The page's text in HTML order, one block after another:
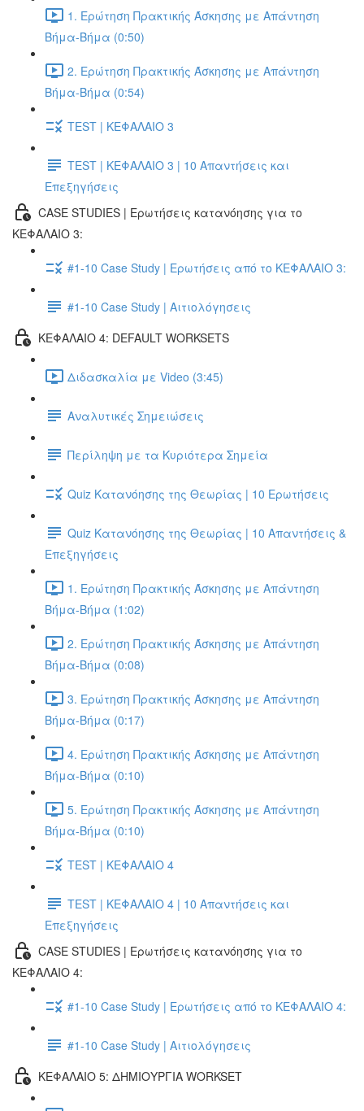
1. Ερώτηση Πρακτικής Άσκησης με Απάντηση
Βήμα-Βήμα (0:50)
2. Ερώτηση Πρακτικής Άσκησης με Απάντηση
Βήμα-Βήμα (0:54)
TEST | ΚΕΦΑΛΑΙΟ 3
TEST | ΚΕΦΑΛΑΙΟ 3 | 10 Απαντήσεις και
Επεξηγήσεις
CASE STUDIES | Ερωτήσεις κατανόησης για το
ΚΕΦΑΛΑΙΟ 3:
#1-10 Case Study | Ερωτήσεις από το ΚΕΦΑΛΑΙΟ 3:
#1-10 Case Study | Αιτιολόγησεις
ΚΕΦΑΛΑΙΟ 4: DEFAULT WORKSETS
Διδασκαλία με Video (3:45)
Αναλυτικές Σημειώσεις
Περίληψη με τα Κυριότερα Σημεία
Quiz Κατανόησης της Θεωρίας | 10 Ερωτήσεις
Quiz Κατανόησης της Θεωρίας | 10 Απαντήσεις &
Επεξηγήσεις
1. Ερώτηση Πρακτικής Άσκησης με Απάντηση
Βήμα-Βήμα (1:02)
2. Ερώτηση Πρακτικής Άσκησης με Απάντηση
Βήμα-Βήμα (0:08)
3. Ερώτηση Πρακτικής Άσκησης με Απάντηση
Βήμα-Βήμα (0:17)
4. Ερώτηση Πρακτικής Άσκησης με Απάντηση
Βήμα-Βήμα (0:10)
5. Ερώτηση Πρακτικής Άσκησης με Απάντηση
Βήμα-Βήμα (0:10)
TEST | ΚΕΦΑΛΑΙΟ 4
TEST | ΚΕΦΑΛΑΙΟ 4 | 10 Απαντήσεις και
Επεξηγήσεις
CASE STUDIES | Ερωτήσεις κατανόησης για το
ΚΕΦΑΛΑΙΟ 4:
#1-10 Case Study | Ερωτήσεις από το ΚΕΦΑΛΑΙΟ 4:
#1-10 Case Study | Αιτιολόγησεις
ΚΕΦΑΛΑΙΟ 5: ΔΗΜΙΟΥΡΓΙΑ WORKSET